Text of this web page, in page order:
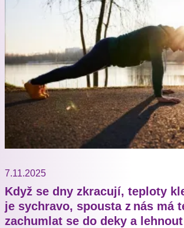
7.11.2025
Když se dny zkracují, teploty
je sychravo, spousta z nás má
zachumlat se do deky a